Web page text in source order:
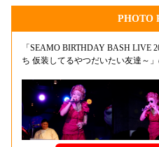
PHOTO
「SEAMO BIRTHDAY BASH LIVE
ち 仮装してるやつだいたい友達～​